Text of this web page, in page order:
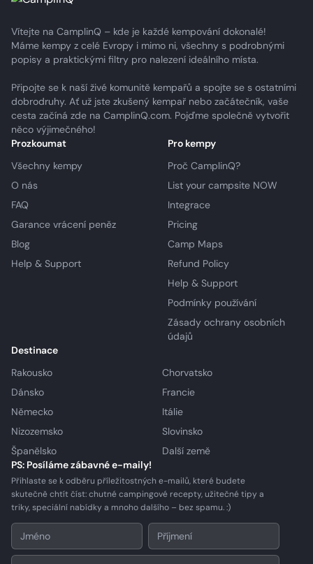
Vítejte na CamplinQ – kde je každé kempování dokonalé!
Máme kempy z celé Evropy i mimo ni, všechny s podrobnými
popisy a praktickými filtry pro nalezení ideálního místa.
Připojte se k naší živé komunitě kempařů a spojte se s ostatními
dobrodruhy. Ať už jste zkušený kempař nebo začátečník, vaše
cesta začíná zde na CamplinQ.com. Pojďme společně vytvořit
něco výjimečného!
Prozkoumat
Všechny kempy
O nás
FAQ
Garance vrácení peněz
Blog
Help & Support
Pro kempy
Proč CamplinQ?
List your campsite NOW
Integrace
Pricing
Camp Maps
Refund Policy
Help & Support
Podmínky používání
Zásady ochrany osobních
údajů
Destinace
Rakousko
Chorvatsko
Dánsko
Francie
Německo
Itálie
Nizozemsko
Slovinsko
Španělsko
Další země
PS: Posíláme zábavné e-maily!
Přihlaste se k odběru příležitostných e-mailů, které budete
skutečně chtít číst: chutné campingové recepty, užitečné tipy a
triky, speciální nabídky a mnoho dalšího – bez spamu. :)